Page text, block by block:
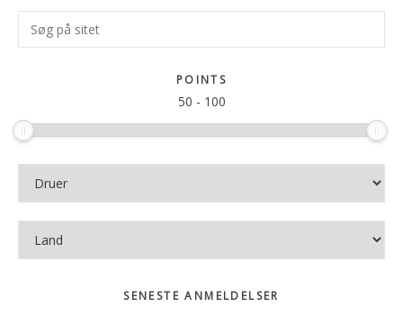
Primær
Sidebar
Søg
på
POINTS
50 - 100
SENESTE ANMELDELSER